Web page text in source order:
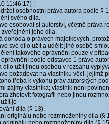
11:46:17) :
osobnostní práva autora podle §
svého díla.
osobovat si autorství, včetně práva
zveřejnění jeho díla.
dohoda o právech majetkových,
své dílo užít a udělit jiné osobě
takového oprávnění pouze v
oprávnění podle odstavce 1 právo
dílo užít jinou osobou v rozsahu
požadovat na vlastníku věci, jejímž
třeba k výkonu práv autorských
zájmy vlastníka; vlastník není
zhotovit fotografii nebo jinou
je
díla (§ 13),
originálu nebo rozmnoženiny díla (§
originálu nebo rozmnoženiny díla (§